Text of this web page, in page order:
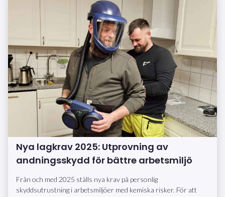
Nya lagkrav 2025: Utprovning av
andningsskydd för bättre arbetsmiljö
Från och med 2025 ställs nya krav på personlig
skyddsutrustning i arbetsmiljöer med kemiska risker. För att